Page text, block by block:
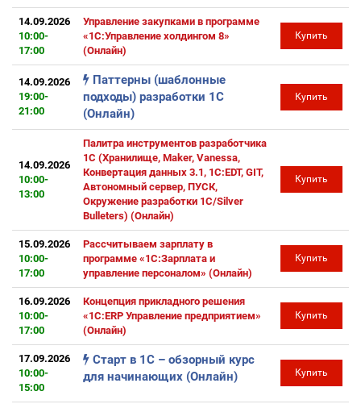
14.09.2026
10:00-
17:00
Управление закупками в программе
«1С:Управление холдингом 8»
(Онлайн)
Купить
14.09.2026
19:00-
21:00
Паттерны (шаблонные
подходы) разработки 1С
(Онлайн)
Купить
14.09.2026
10:00-
13:00
Палитра инструментов разработчика
1С (Хранилище, Maker, Vanessa,
Конвертация данных 3.1, 1C:EDT, GIT,
Автономный сервер, ПУСК,
Окружение разработки 1С/Silver
Bulleters) (Онлайн)
Купить
15.09.2026
10:00-
17:00
Рассчитываем зарплату в
программе «1С:Зарплата и
управление персоналом» (Онлайн)
Купить
16.09.2026
10:00-
17:00
Концепция прикладного решения
«1С:ERP Управление предприятием»
(Онлайн)
Купить
17.09.2026
10:00-
15:00
Старт в 1С – обзорный курс
для начинающих (Онлайн)
Купить